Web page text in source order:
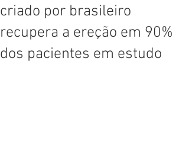
criado por brasileiro
recupera a ereção em 90%
dos pacientes em estudo